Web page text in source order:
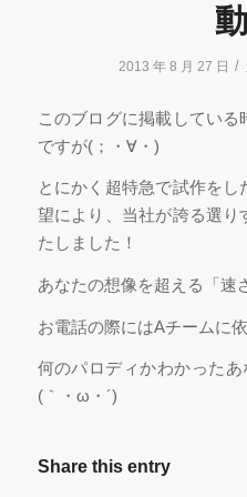
2013 年 8 月 27 日 /
このブログに掲載してい
ですが(；・∀・)
とにかく超特急で試作を
望により、当社が誇る選り
たしました！
あなたの想像を超える「速
お電話の際にはAチームに
何のパロディかわかった
(｀・ω・´)
Share this entry